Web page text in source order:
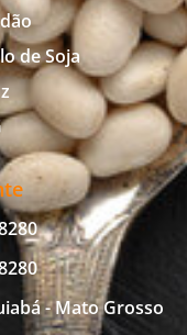
de Soja
- Mato Grosso